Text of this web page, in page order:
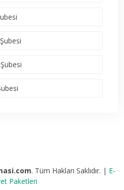
. Tüm Hakları Saklıdır. | E-
Paketleri